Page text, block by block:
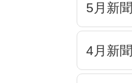
5月新聞
4月新聞